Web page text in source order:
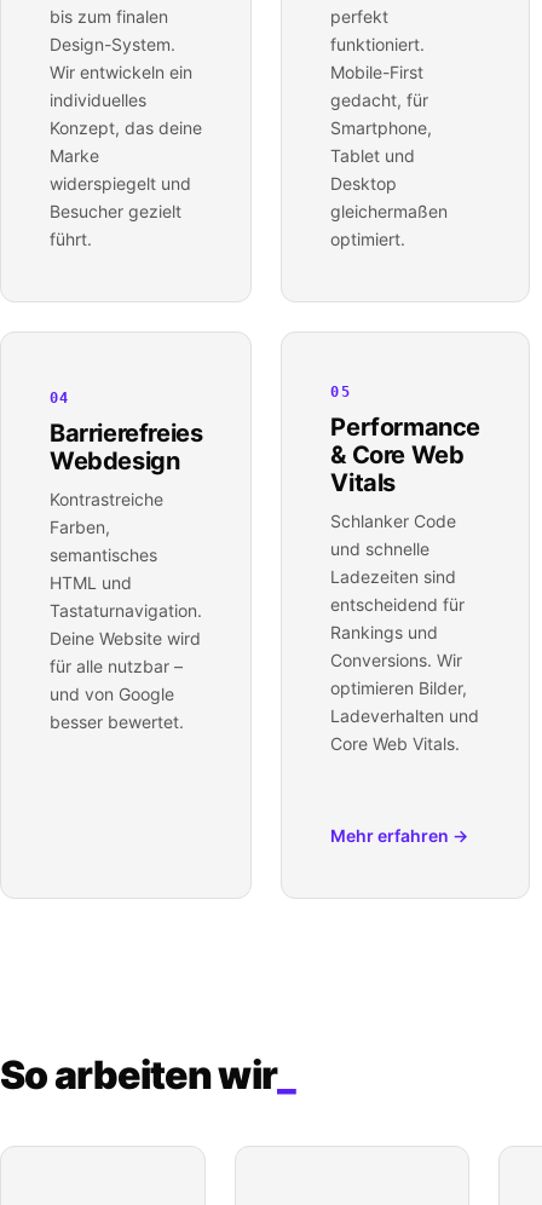
bis zum finalen
Design-System.
Wir entwickeln ein
individuelles
Konzept, das deine
Marke
widerspiegelt und
Besucher gezielt
führt.
perfekt
funktioniert.
Mobile-First
gedacht, für
Smartphone,
Tablet und
Desktop
gleichermaßen
optimiert.
04
Barrierefreies
Webdesign
Kontrastreiche
Farben,
semantisches
HTML und
Tastaturnavigation.
Deine Website wird
für alle nutzbar –
und von Google
besser bewertet.
05
Performance
& Core Web
Vitals
Schlanker Code
und schnelle
Ladezeiten sind
entscheidend für
Rankings und
Conversions. Wir
optimieren Bilder,
Ladeverhalten und
Core Web Vitals.
Mehr erfahren →
So arbeiten wir_